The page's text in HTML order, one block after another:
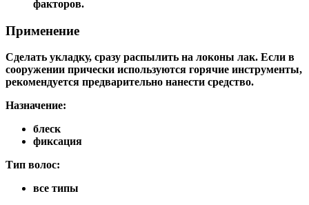
факторов.
Применение
Сделать укладку, сразу распылить на локоны лак. Если в
сооружении прически используются горячие инструменты,
рекомендуется предварительно нанести средство.
Назначение:
блеск
фиксация
Тип волос:
все типы